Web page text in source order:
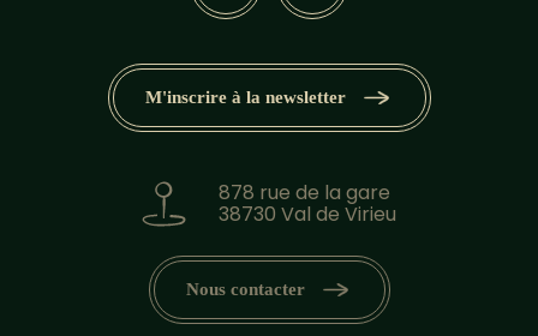
878 rue de la gare
38730 Val de Virieu
Nous contacter
M'inscrire à la newsletter